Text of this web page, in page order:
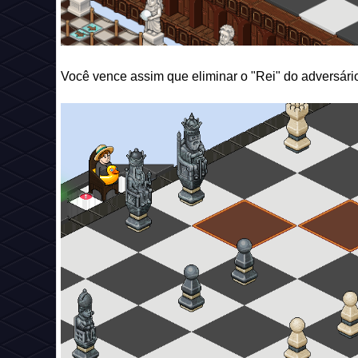
Você vence assim que eliminar o "Rei" do